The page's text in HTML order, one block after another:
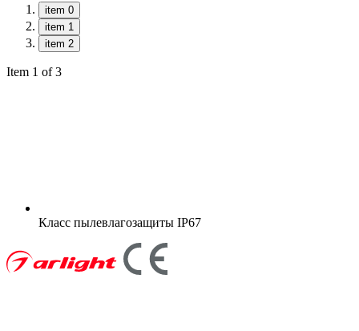
item 0
item 1
item 2
Item 1 of 3
Класс пылевлагозащиты IP67